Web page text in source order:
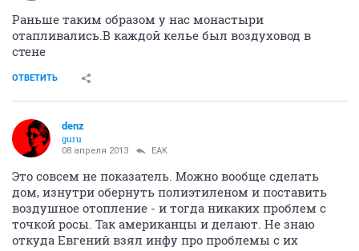
Раньше таким образом у нас монастыри
отапливались.В каждой келье был воздуховод в
стене
ОТВЕТИТЬ
denz
guru
08 апреля 2013 EAK
Это совсем не показатель. Можно вообще сделать
дом, изнутри обернуть полиэтиленом и поставить
воздушное отопление - и тогда никаких проблем с
точкой росы. Так американцы и делают. Не знаю
откуда Евгений взял инфу про проблемы с их